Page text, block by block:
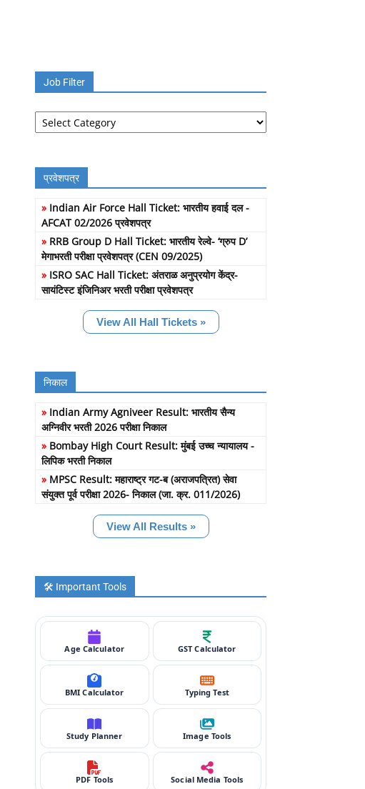
Job Filter
Job
Filter
प्रवेशपत्र
» Indian Air Force Hall Ticket: भारतीय हवाई दल -
AFCAT 02/2026 प्रवेशपत्र
» RRB Group D Hall Ticket: भारतीय रेल्वे- ‘ग्रुप D’
मेगाभरती परीक्षा प्रवेशपत्र (CEN 09/2025)
» ISRO SAC Hall Ticket: अंतराळ अनुप्रयोग केंद्र-
सायंटिस्ट इंजिनिअर भरती परीक्षा प्रवेशपत्र
View All Hall Tickets »
निकाल
» Indian Army Agniveer Result: भारतीय सैन्य
अग्निवीर भरती 2026 परीक्षा निकाल
» Bombay High Court Result: मुंबई उच्च न्यायालय -
लिपिक भरती निकाल
» MPSC Result: महाराष्ट्र गट-ब (अराजपत्रित) सेवा
संयुक्त पूर्व परीक्षा 2026- निकाल (जा. क्र. 011/2026)
View All Results »
🛠️ Important Tools
Age Calculator GST Calculator
BMI Calculator Typing Test
Study Planner Image Tools
PDF Tools Social Media Tools